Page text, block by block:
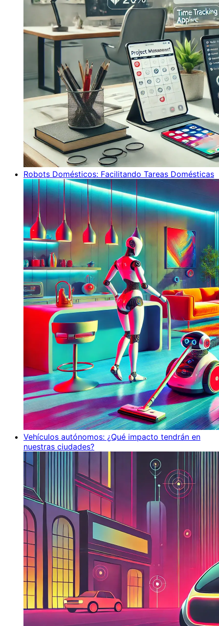
Robots Domésticos: Facilitando Tareas Domésticas
Vehículos autónomos: ¿Qué impacto tendrán en
nuestras ciudades?